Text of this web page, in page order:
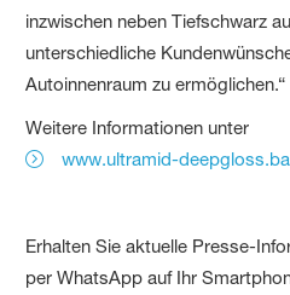
inzwischen neben Tiefschwarz
unterschiedliche
Autoinnenraum zu ermöglichen.“
Weitere Informationen unter
www.ultramid-
Erhalten Sie aktuelle Presse-
per WhatsApp auf Ihr